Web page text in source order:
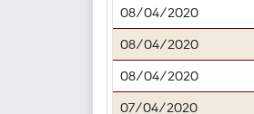
08/04/2020
08/04/2020
08/04/2020
07/04/2020